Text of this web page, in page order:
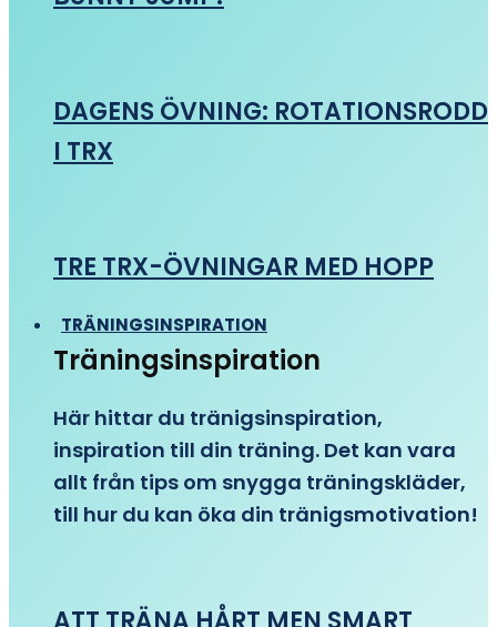
DAGENS ÖVNING: ROTATIONSRODD
I TRX
TRE TRX-ÖVNINGAR MED HOPP
TRÄNINGSINSPIRATION
Träningsinspiration
Här hittar du tränigsinspiration,
inspiration till din träning. Det kan vara
allt från tips om snygga träningskläder,
till hur du kan öka din tränigsmotivation!